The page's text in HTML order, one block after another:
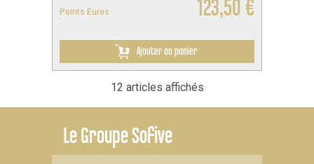
Points Euros
:
123,50 €
Ajouter au panier
12 articles affichés
LeGroupe Sofive